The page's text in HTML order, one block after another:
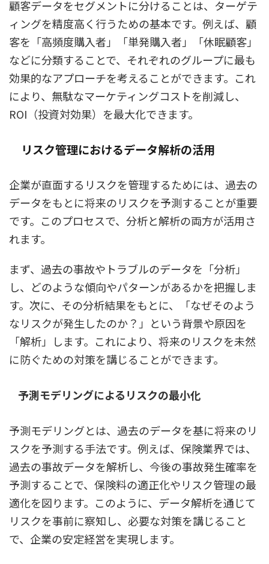
顧客データをセグメントに分けることは、ターゲテ
ィングを精度高く行うための基本です。例えば、顧
客を「高頻度購入者」「単発購入者」「休眠顧客」
などに分類することで、それぞれのグループに最も
効果的なアプローチを考えることができます。これ
により、無駄なマーケティングコストを削減し、
ROI（投資対効果）を最大化できます。
リスク管理におけるデータ解析の活用
企業が直面するリスクを管理するためには、過去の
データをもとに将来のリスクを予測することが重要
です。このプロセスで、分析と解析の両方が活用さ
れます。
まず、過去の事故やトラブルのデータを「分析」
し、どのような傾向やパターンがあるかを把握しま
す。次に、その分析結果をもとに、「なぜそのよう
なリスクが発生したのか？」という背景や原因を
「解析」します。これにより、将来のリスクを未然
に防ぐための対策を講じることができます。
予測モデリングによるリスクの最小化
予測モデリングとは、過去のデータを基に将来のリ
スクを予測する手法です。例えば、保険業界では、
過去の事故データを解析し、今後の事故発生確率を
予測することで、保険料の適正化やリスク管理の最
適化を図ります。このように、データ解析を通じて
リスクを事前に察知し、必要な対策を講じること
で、企業の安定経営を実現します。